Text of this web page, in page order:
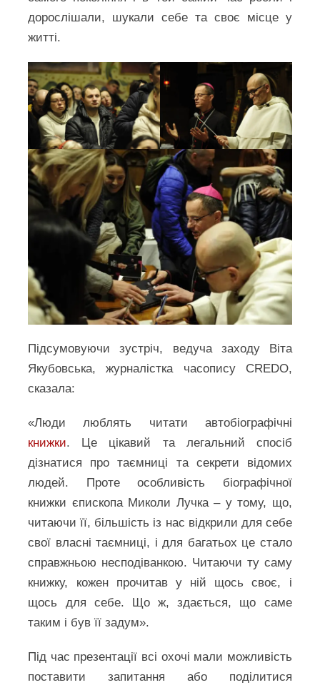
дорослішали, шукали себе та своє місце у
житті.
Підсумовуючи зустріч, ведуча заходу Віта
Якубовська, журналістка часопису CREDO,
сказала:
«Люди люблять читати автобіографічні
книжки. Це цікавий та легальний спосіб
дізнатися про таємниці та секрети відомих
людей. Проте особливість біографічної
книжки єпископа Миколи Лучка – у тому, що,
читаючи її, більшість із нас відкрили для себе
свої власні таємниці, і для багатьох це стало
справжньою несподіванкою. Читаючи ту саму
книжку, кожен прочитав у ній щось своє, і
щось для себе. Що ж, здається, що саме
таким і був її задум».
Під час презентації всі охочі мали можливість
поставити запитання або поділитися